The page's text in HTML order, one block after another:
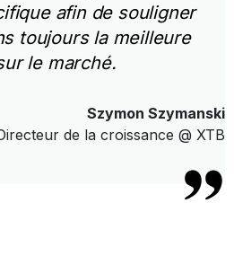
afin de souligner
toujours la meilleure
le marché.
Szymon Szymanski
de la croissance @ XTB